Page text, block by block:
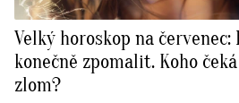
Velký horoskop na
konečně zpomalit. Koho
zlom?